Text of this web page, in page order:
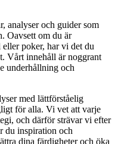
analyser och guider som
Oavsett om du är
eller poker, har vi det du
Vårt innehåll är noggrant
underhållning och
med lättförståelig
för alla. Vi vet att varje
och därför strävar vi efter
du inspiration och
dina färdigheter och öka